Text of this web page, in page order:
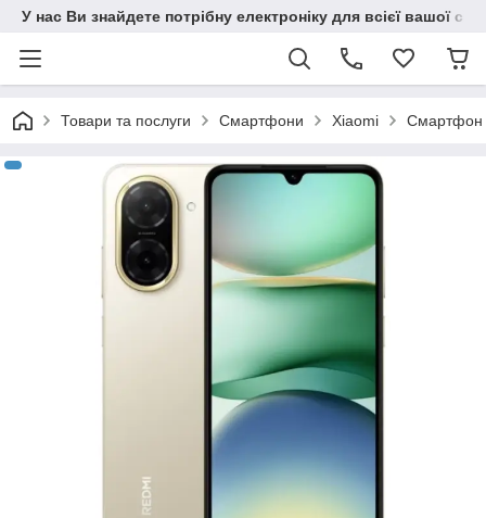
У нас Ви знайдете потрібну електроніку для всієї вашої
Товари та послуги Смартфони Xiaomi Смартфон